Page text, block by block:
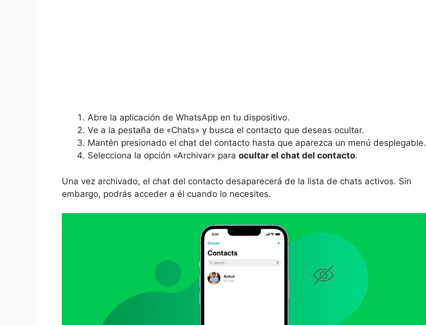
Abre la aplicación de WhatsApp en tu dispositivo.
Ve a la pestaña de «Chats» y busca el contacto que deseas ocultar.
Mantén presionado el chat del contacto hasta que aparezca un menú desplegable.
Selecciona la opción «Archivar» para ocultar el chat del contacto.
Una vez archivado, el chat del contacto desaparecerá de la lista de chats activos. Sin
embargo, podrás acceder a él cuando lo necesites.